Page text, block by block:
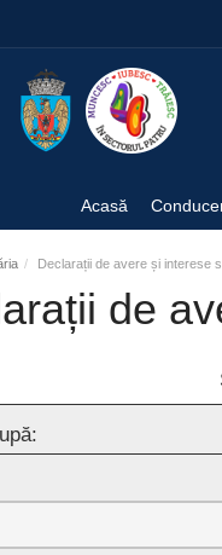
Acasă
Declarații de avere și interese
de